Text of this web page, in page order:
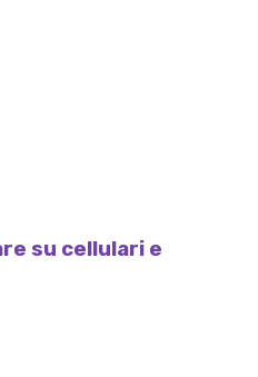
su cellulari e